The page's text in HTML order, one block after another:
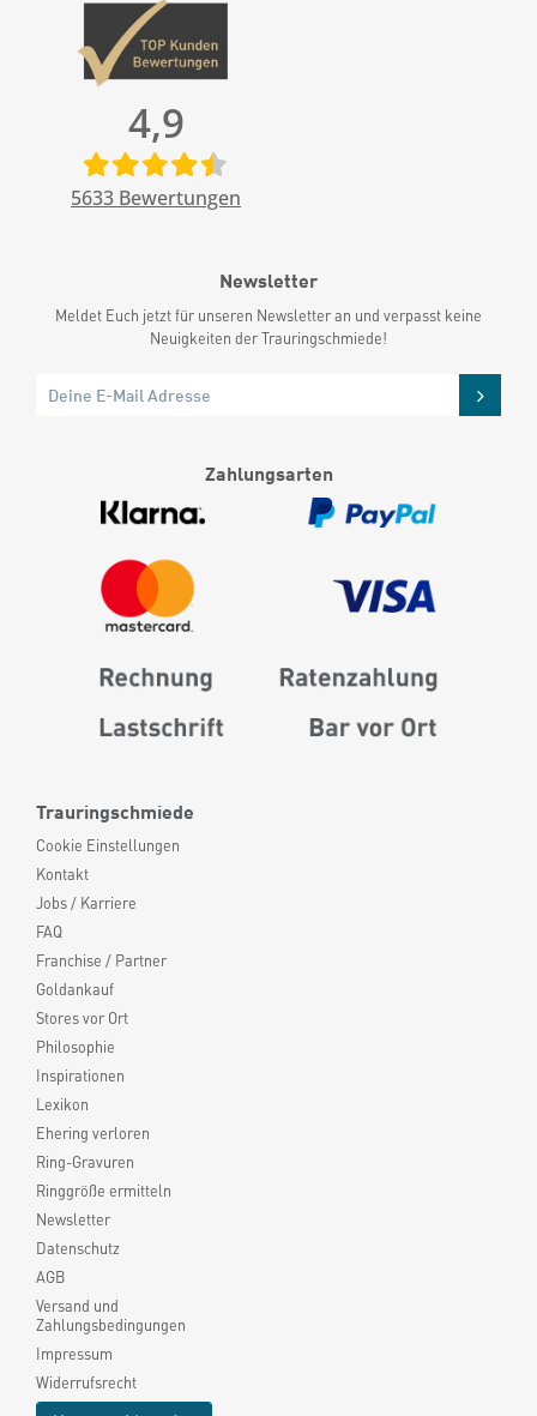
Trauringschmiede
Cookie Einstellungen
Kontakt
Jobs / Karriere
FAQ
Franchise / Partner
Goldankauf
Stores vor Ort
Philosophie
Inspirationen
Lexikon
Ehering verloren
Ring-Gravuren
Ringgröße ermitteln
Newsletter
Datenschutz
AGB
Versand und
Zahlungsbedingungen
Impressum
Widerrufsrecht
4,9
5633 Bewertungen
Newsletter
Meldet Euch jetzt für unseren Newsletter an und verpasst keine
Neuigkeiten der Trauringschmiede!
Zahlungsarten